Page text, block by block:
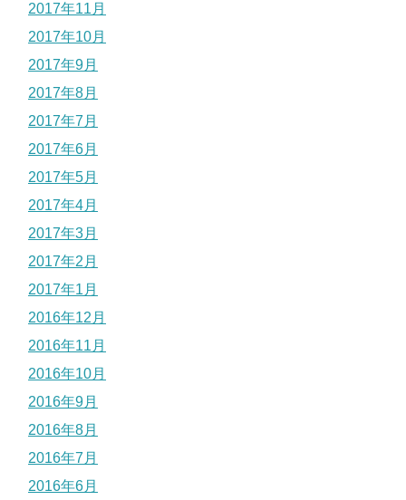
2017年11月
2017年10月
2017年9月
2017年8月
2017年7月
2017年6月
2017年5月
2017年4月
2017年3月
2017年2月
2017年1月
2016年12月
2016年11月
2016年10月
2016年9月
2016年8月
2016年7月
2016年6月